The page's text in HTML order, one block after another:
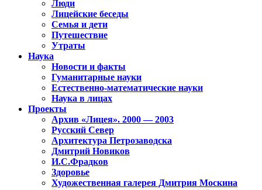
Люди
Лицейские беседы
Семья и дети
Путешествие
Утраты
Наука
Новости и факты
Гуманитарные науки
Естественно-математические науки
Наука в лицах
Проекты
Архив «Лицея». 2000 — 2003
Русский Север
Архитектура Петрозаводска
Дмитрий Новиков
И.С.Фрадков
Здоровье
Художественная галерея Дмитрия Москина